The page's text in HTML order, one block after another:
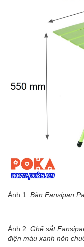
Ảnh 1: Bàn Fansipan
Ảnh 2: Ghế sắt
điện màu xanh nõn